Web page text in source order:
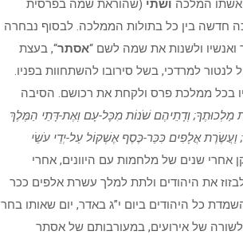
המלכה ושתי (שהוראת שמה בפרסית
בין כל בתולות הממלכה. לבסוף נבחרה
ולשנות את שמה לשם “אסתר“, בעצת
לנטור למרדכי, בשל סירובו להשתחוות בפניו.
בכל ממלכת פרס ולקחת את רכושם. הסיבה
מַלְכוּתֶךָ; וְדָתֵיהֶם שֹׁנוֹת מִכָּל-עָם וְאֶת-דָּתֵי הַמֶּלֶךְ
אֲלָפִים כִּכַּר-כֶּסֶף אֶשְׁקוֹל עַל-יְדֵי עֹשֵׂי
אחרי שנים של מלחמות עם היוונים, אחרי
את היהודים ולתת למלך עשרת אלפים ככר
כל היהודים ביום י”ג באדר, יום שאותו בחר
לשורה של אירועים, במעורבותם של אסתר